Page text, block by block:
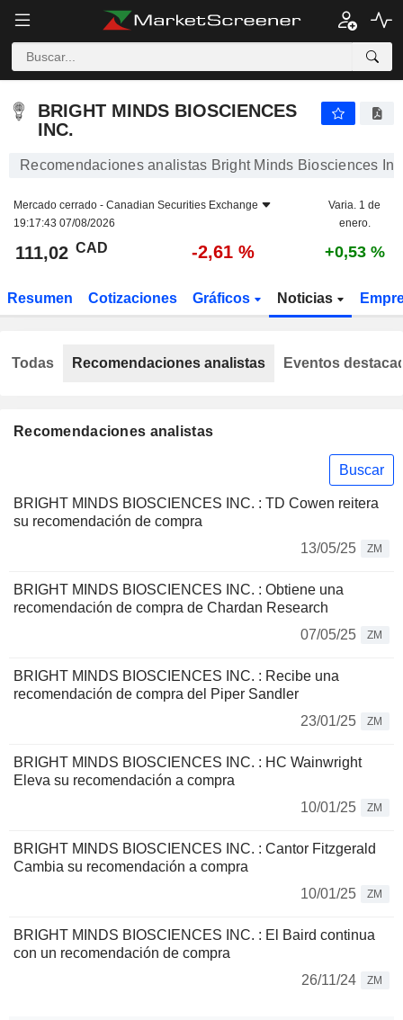
BRIGHT MINDS BIOSCIENCES
INC.
Recomendaciones analistas Bright Minds Biosciences
Mercado cerrado - Canadian Securities Exchange
19:17:43 07/08/2026
Varia. 1 de
enero.
111,02 CAD -2,61 % +0,53 %
Resumen Cotizaciones Gráficos Noticias
Recomendaciones analistas
Buscar
BRIGHT MINDS BIOSCIENCES INC. : TD Cowen reitera
su recomendación de compra
13/05/25
ZM
BRIGHT MINDS BIOSCIENCES INC. : Obtiene una
recomendación de compra de Chardan Research
07/05/25
ZM
BRIGHT MINDS BIOSCIENCES INC. : Recibe una
recomendación de compra del Piper Sandler
23/01/25
ZM
BRIGHT MINDS BIOSCIENCES INC. : HC Wainwright
Eleva su recomendación a compra
10/01/25
ZM
BRIGHT MINDS BIOSCIENCES INC. : Cantor Fitzgerald
Cambia su recomendación a compra
10/01/25
ZM
BRIGHT MINDS BIOSCIENCES INC. : El Baird continua
con un recomendación de compra
26/11/24
ZM
Todas Recomendaciones analistas Eventos